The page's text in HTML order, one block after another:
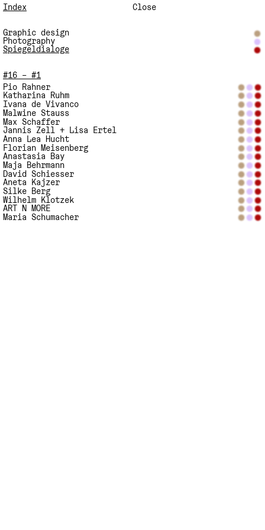
Index Close
Graphic design
Photography
Spiegeldialoge
#16 – #1
Pio Rahner
Katharina Ruhm
Ivana de Vivanco
Malwine Stauss
Max Schaffer
Jannis Zell + Lisa Ertel
Anna Lea Hucht
Florian Meisenberg
Anastasia Bay
Maja Behrmann
David Schiesser
Aneta Kajzer
Silke Berg
Wilhelm Klotzek
ART N MORE
Maria Schumacher